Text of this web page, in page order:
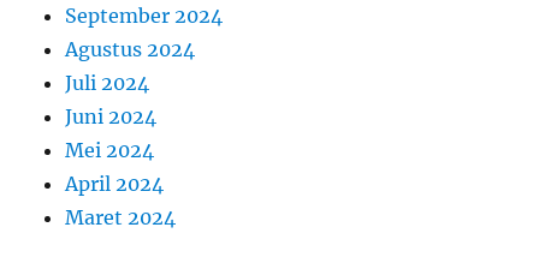
September 2024
Agustus 2024
Juli 2024
Juni 2024
Mei 2024
April 2024
Maret 2024